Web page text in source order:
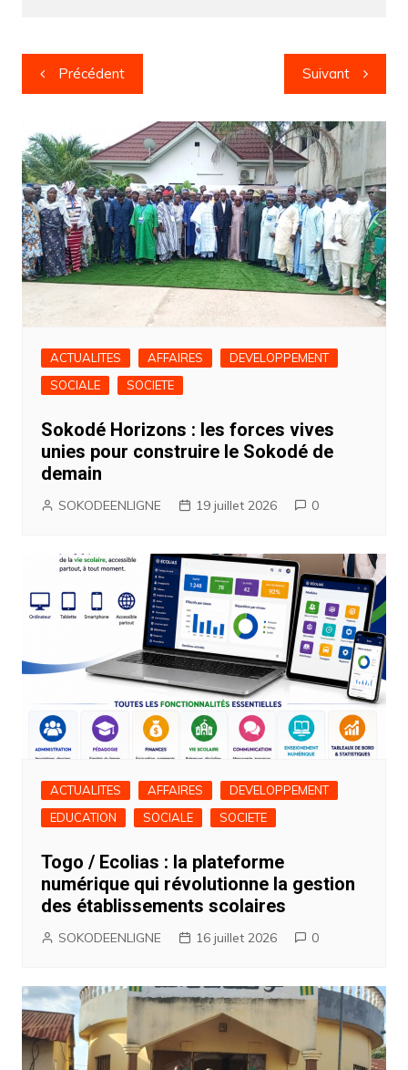
Navigation
de
Précédent Suivant
ACTUALITES AFFAIRES
DEVELOPPEMENT
SOCIALE
SOCIETE
Sokodé Horizons : les forces vives
unies pour construire le Sokodé de
demain
SOKODEENLIGNE 19 juillet 2026 0
ACTUALITES AFFAIRES
DEVELOPPEMENT
EDUCATION
SOCIALE SOCIETE
Togo / Ecolias : la plateforme
numérique qui révolutionne la gestion
des établissements scolaires
SOKODEENLIGNE 16 juillet 2026 0